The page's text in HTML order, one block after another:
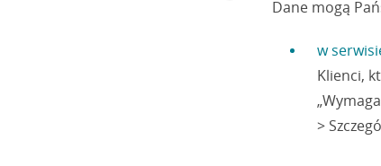
Dane mogą
w
Klienci,
>